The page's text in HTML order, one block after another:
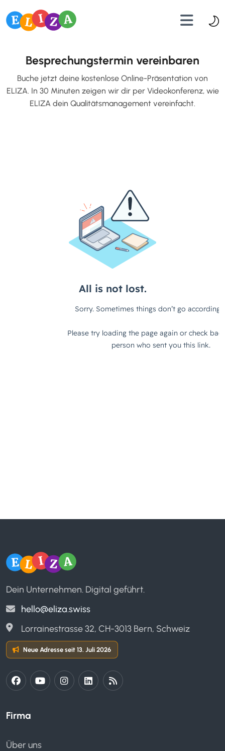
Besprechungstermin vereinbaren
Buche jetzt deine kostenlose Online-Präsentation von
ELIZA. In 30 Minuten zeigen wir dir per Videokonferenz, wie
ELIZA dein Qualitätsmanagement vereinfacht.
Firma
Über uns
Dein Unternehmen. Digital geführt.
hello@eliza.swiss
Lorrainestrasse 32, CH-3013 Bern, Schweiz
Neue Adresse seit 13. Juli 2026